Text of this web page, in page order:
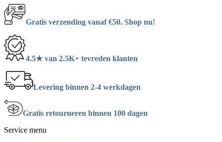
Gratis verzending vanaf €50. Shop nu!
4.5★ van 2.5K+ tevreden klanten
Levering binnen 2-4 werkdagen
Gratis retourneren binnen 100 dagen
Service menu